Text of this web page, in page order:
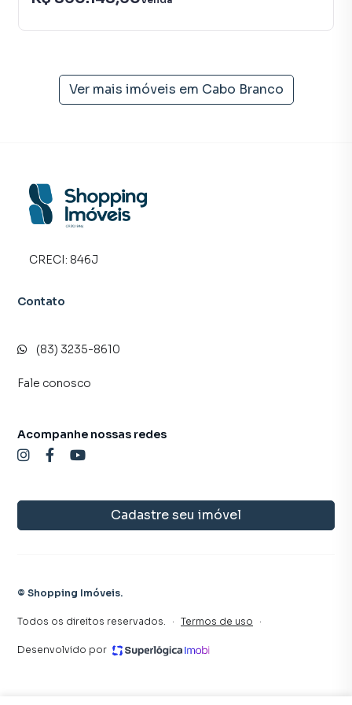
cidades do Brasil, incluindo João Pessoa.
imóvel muito mais rápido do que em imobiliárias
tradicionais. Já vendemos e locamos diversos imóveis em
tendo como consequência uma maior chance de vender ou
alugar seu imóvel mais rápido. Contamos também com um
time de programadores, corretores treinados e uma
proprietários e inquilinos.
Ver mais imóveis em Cabo Branco
CRECI: 846J
Contato
(83) 3235-8610
Fale conosco
Cadastre seu imóvel
Acompanhe nossas redes
© Shopping Imóveis.
Todos os direitos reservados. · Termos de uso ·
Desenvolvido por